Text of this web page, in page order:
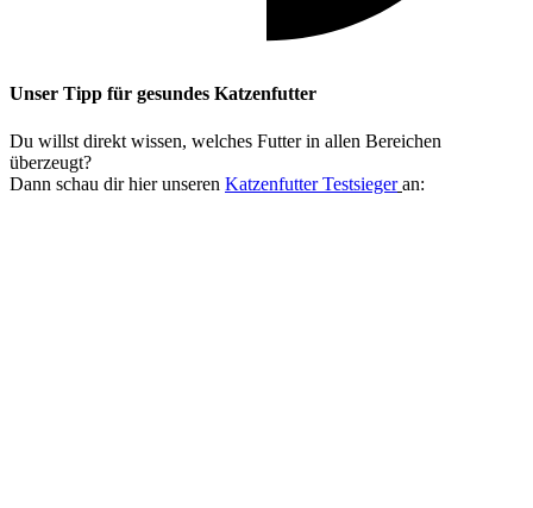
Unser Tipp für gesundes Katzenfutter
Du willst direkt wissen, welches Futter in allen Bereichen
überzeugt?
Dann schau dir hier unseren Katzenfutter Testsieger an: